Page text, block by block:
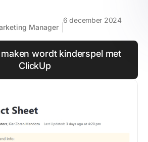
Manager
6 december 2024
wordt kinderspel met
ClickUp